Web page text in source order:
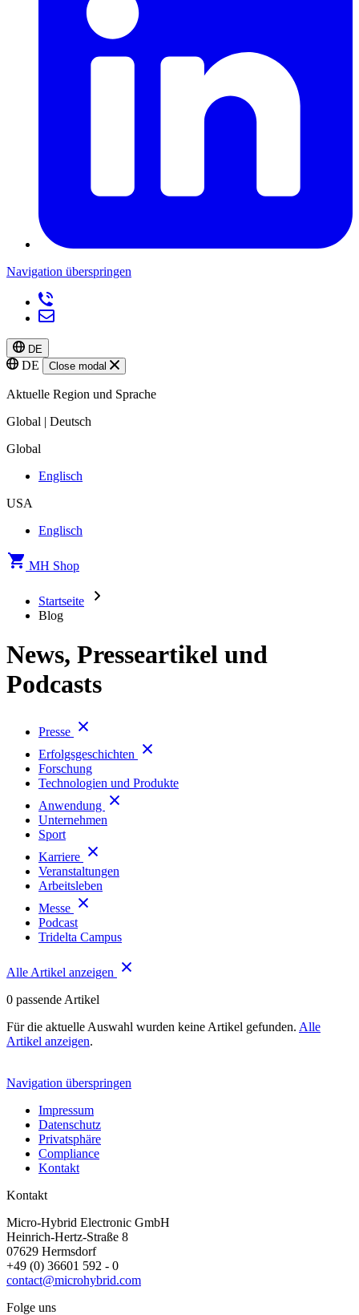
Navigation überspringen
DE
DE Close modal
Aktuelle Region und Sprache
Global | Deutsch
Global
Englisch
USA
Englisch
MH Shop
Startseite
Blog
News, Presseartikel und
Podcasts
Presse
Erfolgsgeschichten
Forschung
Technologien und Produkte
Anwendung
Unternehmen
Sport
Karriere
Veranstaltungen
Arbeitsleben
Messe
Podcast
Tridelta Campus
Alle Artikel anzeigen
0 passende Artikel
Für die aktuelle Auswahl wurden keine Artikel gefunden. Alle
Artikel anzeigen.
Navigation überspringen
Impressum
Datenschutz
Privatsphäre
Compliance
Kontakt
Kontakt
Micro-Hybrid Electronic GmbH
Heinrich-Hertz-Straße 8
07629 Hermsdorf
+49 (0) 36601 592 - 0
contact@microhybrid.com
Folge uns